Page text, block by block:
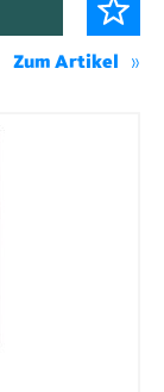
Zum Artikel